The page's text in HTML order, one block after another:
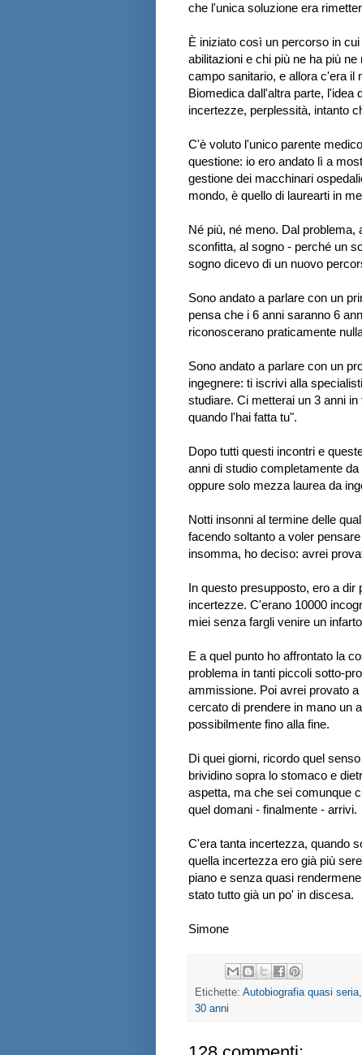
che l'unica soluzione era
È iniziato così un percorso in
abilitazioni e chi più ne ha più
campo sanitario, e allora c'era il
Biomedica dall'altra parte, l'idea
incertezze, perplessità, intanto
C'è voluto l'unico parente
questione: io ero andato lì a
gestione dei macchinari
mondo, è quello di laurearti in
Né più, né meno. Dal
sconfitta, al sogno - perché un
sogno dicevo di un nuovo
Sono andato a parlare con un
pensa che i 6 anni saranno 6
riconoscerano praticamente
Sono andato a parlare con un
ingegnere: ti iscrivi alla
studiare. Ci metterai un 3 anni
quando l'hai fatta tu".
Dopo tutti questi incontri e
anni di studio completamente
oppure solo mezza laurea da
Notti insonni al termine delle
facendo soltanto a voler
insomma, ho deciso: avrei
In questo presupposto, ero a dir
incertezze. C'erano 10000
miei senza fargli venire un
E a quel punto ho affrontato la
problema in tanti piccoli sotto-
ammissione. Poi avrei provato
cercato di prendere in mano un
possibilmente fino alla fine.
Di quei giorni, ricordo quel
brividino sopra lo stomaco e
aspetta, ma che sei comunque
quel domani - finalmente - arrivi.
C'era tanta incertezza, quando
quella incertezza ero già più
piano e senza quasi
stato tutto già un po' in discesa.
Simone
Etichette: Autobiografia quasi seria
30 anni